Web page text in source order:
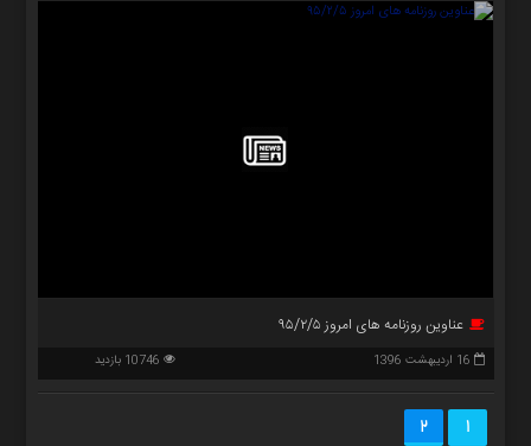
عناوین روزنامه های امروز ۹۵/۲/۵
16 اردیبهشت 1396
1
2